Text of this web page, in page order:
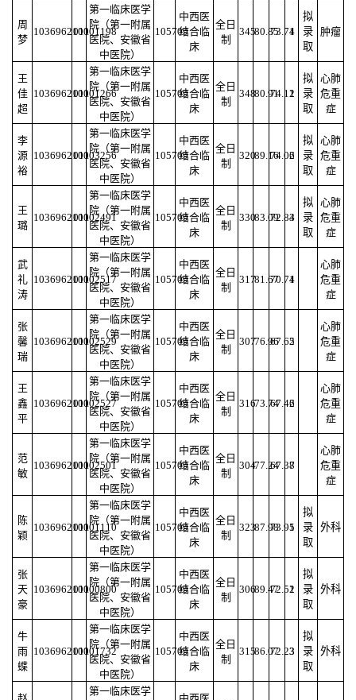
周
梦
103696210001198
011
第一临床医学
院（第一附属
医院、安徽省
中医院）
105709
中西医
结合临
床
全日
制
34580.8573.74
1
拟
录
取
肿瘤
王
佳
超
103696210001266
011
第一临床医学
院（第一附属
医院、安徽省
中医院）
105709
中西医
结合临
床
全日
制
34880.9174.12
1
拟
录
取
心肺
危重
症
李
源
裕
103696210003256
011
第一临床医学
院（第一附属
医院、安徽省
中医院）
105709
中西医
结合临
床
全日
制
32089.1674.06
2
拟
录
取
心肺
危重
症
王
璐
103696210002491
011
第一临床医学
院（第一附属
医院、安徽省
中医院）
105709
中西医
结合临
床
全日
制
33083.0972.84
3
拟
录
取
心肺
危重
症
武
礼
涛
103696210002517
011
第一临床医学
院（第一附属
医院、安徽省
中医院）
105709
中西医
结合临
床
全日
制
31781.6770.71
4
心肺
危重
症
张
馨
瑞
103696210002529
011
第一临床医学
院（第一附属
医院、安徽省
中医院）
105709
中西医
结合临
床
全日
制
30776.9667.62
5
心肺
危重
症
王
鑫
平
103696210002527
011
第一临床医学
院（第一附属
医院、安徽省
中医院）
105709
中西医
结合临
床
全日
制
31673.7467.42
6
心肺
危重
症
范
敏
103696210002501
011
第一临床医学
院（第一附属
医院、安徽省
中医院）
105709
中西医
结合临
床
全日
制
30477.2467.38
7
心肺
危重
症
陈
颖
103696210001110
011
第一临床医学
院（第一附属
医院、安徽省
中医院）
105709
中西医
结合临
床
全日
制
32387.9873.95
1
拟
录
取
外科
张
天
豪
103696210000800
011
第一临床医学
院（第一附属
医院、安徽省
中医院）
105709
中西医
结合临
床
全日
制
30689.4772.51
2
拟
录
取
外科
牛
雨
蝶
103696210001732
011
第一临床医学
院（第一附属
医院、安徽省
中医院）
105709
中西医
结合临
床
全日
制
31586.0772.23
3
拟
录
取
外科
赵
第一临床医学
中西医